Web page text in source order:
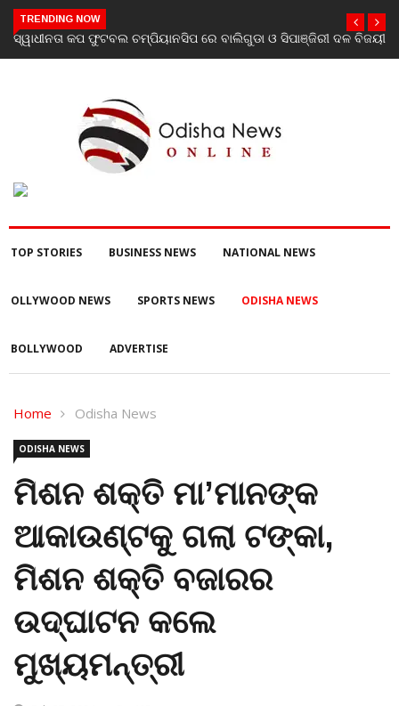
TRENDING NOW
ଓ ସିପାଞ୍ଜିରୀ ଦଳ ବିଜୟୀଯାଜପୁର ଗସ୍ତରେ ସ୍ୱାସ୍ଥ୍ୟ ମନ୍ତ୍ରୀ ଡ. ମୁକେଶ
ପରବର୍ତ୍ତୀ ସ୍ୱାସ୍ଥ୍ୟସେବା ଓ ଜନସ୍ୱାସ୍ଥ୍ୟ
TOP STORIES BUSINESS NEWS NATIONAL NEWS
OLLYWOOD NEWS SPORTS NEWS ODISHA NEWS
BOLLYWOOD ADVERTISE
Home Odisha News
ODISHA NEWS
ମିଶନ ଶକ୍ତି ମା’ମାନଙ୍କ
ଆକାଉଣ୍ଟକୁ ଗଲା ଟଙ୍କା,
ମିଶନ ଶକ୍ତି ବଜାରର
ଉଦ୍ଘାଟନ କଲେ
ମୁଖ୍ୟମନ୍ତ୍ରୀ